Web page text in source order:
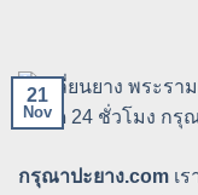
21
Nov
กรุณาปะยาง.com เ